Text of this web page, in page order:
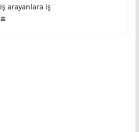
iş arayanlara iş